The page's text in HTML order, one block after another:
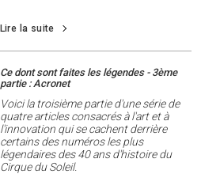
Lire la suite
Ce dont sont faites les légendes - 3ème
partie : Acronet
Voici la troisième partie d'une série de
quatre articles consacrés à l'art et à
l'innovation qui se cachent derrière
certains des numéros les plus
légendaires des 40 ans d'histoire du
Cirque du Soleil.